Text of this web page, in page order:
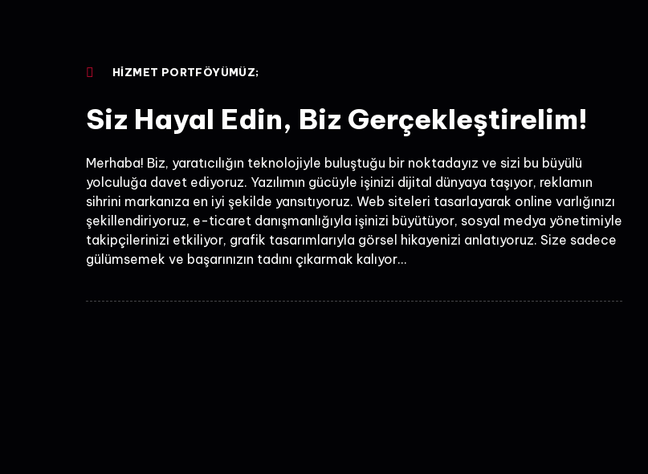
HİZMET PORTFÖYÜMÜZ;
Siz Hayal Edin, Biz Gerçekleştirelim!
Merhaba! Biz, yaratıcılığın teknolojiyle buluştuğu bir noktadayız ve sizi bu büyülü
yolculuğa davet ediyoruz. Yazılımın gücüyle işinizi dijital dünyaya taşıyor, reklamın
sihrini markanıza en iyi şekilde yansıtıyoruz. Web siteleri tasarlayarak online varlığınızı
şekillendiriyoruz, e-ticaret danışmanlığıyla işinizi büyütüyor, sosyal medya yönetimiyle
takipçilerinizi etkiliyor, grafik tasarımlarıyla görsel hikayenizi anlatıyoruz. Size sadece
gülümsemek ve başarınızın tadını çıkarmak kalıyor...